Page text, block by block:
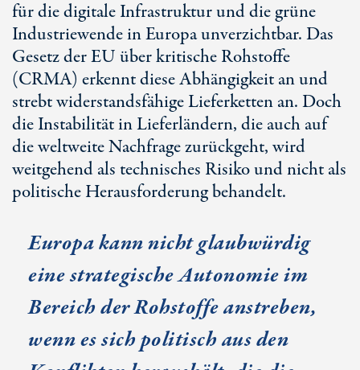
für die digitale Infrastruktur und die grüne
Industriewende in Europa unverzichtbar. Das
Gesetz der EU über kritische Rohstoffe
(CRMA) erkennt diese Abhängigkeit an und
strebt widerstandsfähige Lieferketten an. Doch
die Instabilität in Lieferländern, die auch auf
die weltweite Nachfrage zurückgeht, wird
weitgehend als technisches Risiko und nicht als
politische Herausforderung behandelt.
Europa kann nicht glaubwürdig
eine strategische Autonomie im
Bereich der Rohstoffe anstreben,
wenn es sich politisch aus den